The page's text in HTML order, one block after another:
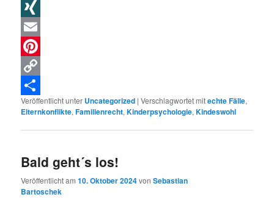
Messenger
XING
Email
Pinterest
Copy
Link
Teilen
Veröffentlicht unter Uncategorized |Verschlagwortet mitechte Fälle,
Elternkonflikte,Familienrecht,Kinderpsychologie,Kindeswohl
Bald geht´s los!
Veröffentlicht am10. Oktober 2024vonSebastian
Bartoschek